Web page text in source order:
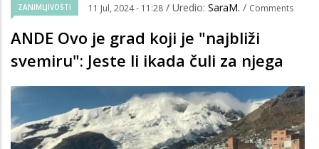
ZANIMLJIVOSTI 11 Jul, 2024 - 11:28 / Uredio: SaraM. / Comments
ANDE Ovo je grad koji je "najbliži
svemiru": Jeste li ikada čuli za njega